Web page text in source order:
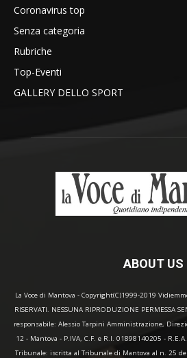
Coronavirus top
Senza categoria
Rubriche
Top-Eventi
GALLERY DELLO SPORT
ABOUT US
La Voce di Mantova - Copyright(C)1999-2019
RISERVATI. NESSUNA RIPRODUZIONE PERMESSA
responsabile: Alessio Tarpini Amministrazione,
12 - Mantova - P.IVA, C.F. e R.I. 01898140205 -
Tribunale: iscritta al Tribunale di Mantova al n. 25